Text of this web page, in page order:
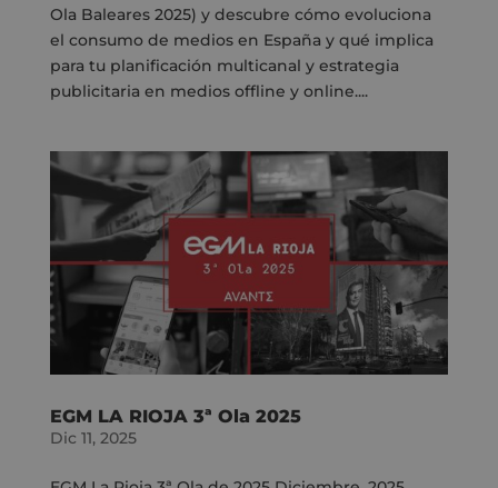
Ola Baleares 2025) y descubre cómo evoluciona
el consumo de medios en España y qué implica
para tu planificación multicanal y estrategia
publicitaria en medios offline y online....
EGM LA RIOJA 3ª Ola 2025
Dic 11, 2025